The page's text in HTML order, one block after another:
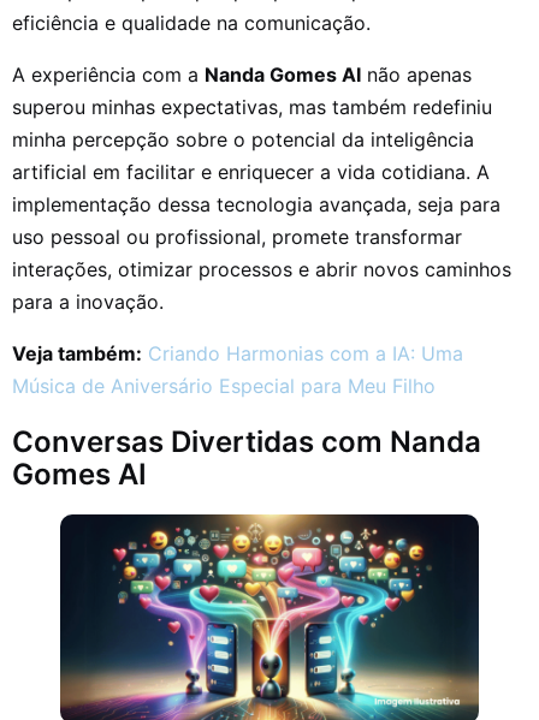
eficiência e qualidade na comunicação.
A experiência com a Nanda Gomes AI não apenas
superou minhas expectativas, mas também redefiniu
minha percepção sobre o potencial da inteligência
artificial em facilitar e enriquecer a vida cotidiana. A
implementação dessa tecnologia avançada, seja para
uso pessoal ou profissional, promete transformar
interações, otimizar processos e abrir novos caminhos
para a inovação.
Veja também: Criando Harmonias com a IA: Uma
Música de Aniversário Especial para Meu Filho
Conversas Divertidas com Nanda
Gomes AI